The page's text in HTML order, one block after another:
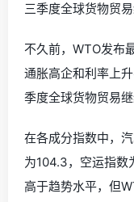
三季度全球货物贸易
不久前，WTO发布
通胀高企和利率上
季度全球货物贸易继
在各成分指数中，
为104.3，空运指数
高于趋势水平，但